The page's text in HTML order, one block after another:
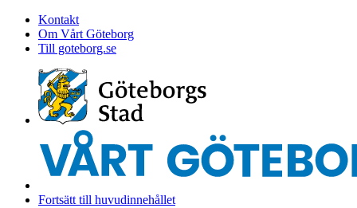
Kontakt
Om Vårt Göteborg
Till goteborg.se
Fortsätt till huvudinnehållet